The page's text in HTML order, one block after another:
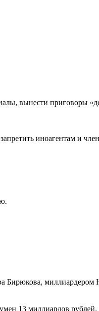
вынести приговоры
иноагентам и
Бирюкова,
13 миллиардов рублей.